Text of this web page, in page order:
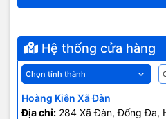
Hệ thống cửa hàng
Hoàng Kiên Xã Đàn
Địa chỉ: 284 Xã Đàn, Đống Đa,